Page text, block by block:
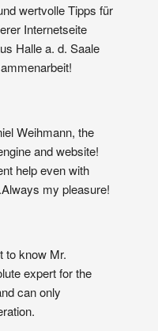
wertvolle Tipps für
Internetseite
Halle a. d. Saale
Weihmann, the
and website!
help even with
my pleasure!
to know Mr.
expert for the
can only